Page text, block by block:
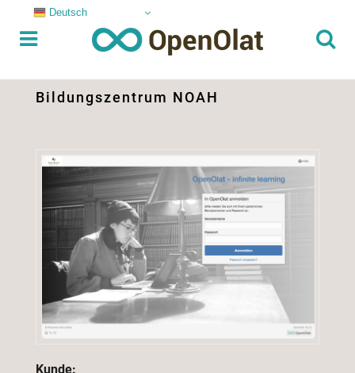
Bildungszentrum NOAH
Kunde:
Deutsch